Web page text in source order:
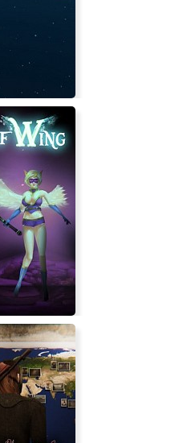
Soulstorm